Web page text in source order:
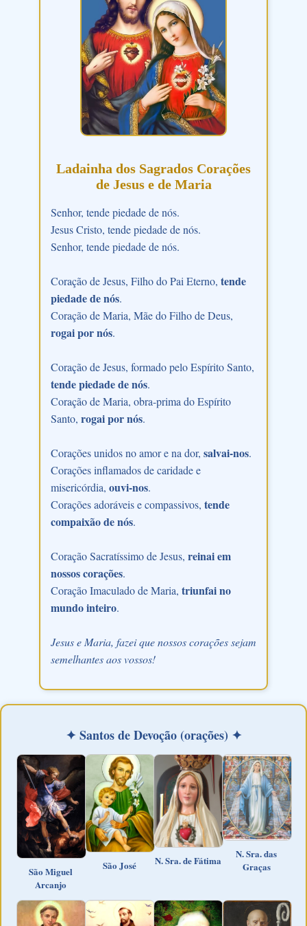
Ladainha dos Sagrados Corações
de Jesus e de Maria
Senhor, tende piedade de nós.
Jesus Cristo, tende piedade de nós.
Senhor, tende piedade de nós.
Coração de Jesus, Filho do Pai Eterno, tende
piedade de nós.
Coração de Maria, Mãe do Filho de Deus,
rogai por nós.
Coração de Jesus, formado pelo Espírito Santo,
tende piedade de nós.
Coração de Maria, obra-prima do Espírito
Santo, rogai por nós.
Corações unidos no amor e na dor, salvai-nos.
Corações inflamados de caridade e
misericórdia, ouvi-nos.
Corações adoráveis e compassivos, tende
compaixão de nós.
Coração Sacratíssimo de Jesus, reinai em
nossos corações.
Coração Imaculado de Maria, triunfai no
mundo inteiro.
Jesus e Maria, fazei que nossos corações sejam
semelhantes aos vossos!
✦ Santos de Devoção (orações) ✦
São Miguel
Arcanjo
São José N. Sra. de Fátima
N. Sra. das
Graças